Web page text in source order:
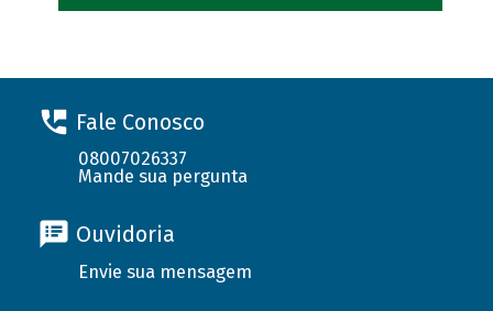
Fale Conosco
08007026337
Mande sua pergunta
Ouvidoria
Envie sua mensagem